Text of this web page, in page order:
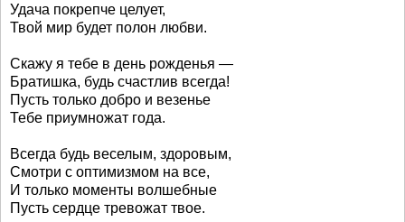
Удача покрепче целует,
Твой мир будет полон любви.
Скажу я тебе в день рожденья —
Братишка, будь счастлив всегда!
Пусть только добро и везенье
Тебе приумножат года.
Всегда будь веселым, здоровым,
Смотри с оптимизмом на все,
И только моменты волшебные
Пусть сердце тревожат твое.